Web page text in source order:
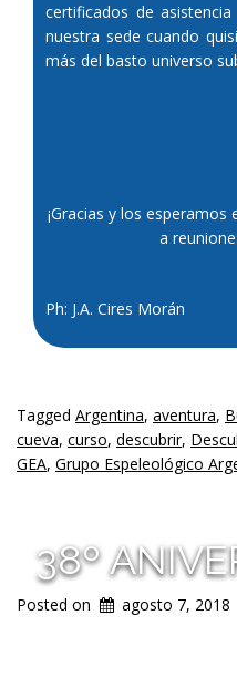
certificados de
nuestra sede cuando
más del basto universo
¡Gracias y los
a
Ph: J.A. Cires Morán
Tagged Argentina, aventura,
cueva, curso, descubrir,
GEA, Grupo Espeleológico
38º
Posted on agosto 7, 2018